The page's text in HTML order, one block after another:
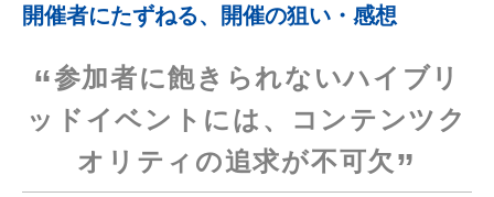
開催者にたずねる、開催の狙い・感想
参加者に飽きられないハイブリ
ッドイベントには、
コンテンツク
オリティの追求が不可欠